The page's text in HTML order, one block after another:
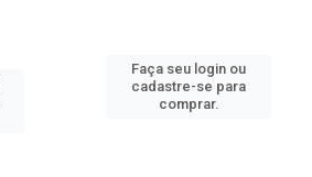
Faça seu login ou
cadastre-se para
comprar.